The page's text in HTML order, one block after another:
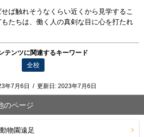
ば触れそうなくらい近くから見学するこ
たちは、働く人の真剣な目に心を打たれ
テンツに関連するキーワード
全校
年7月6日 / 更新日: 2023年7月6日
のページ
物園遠足